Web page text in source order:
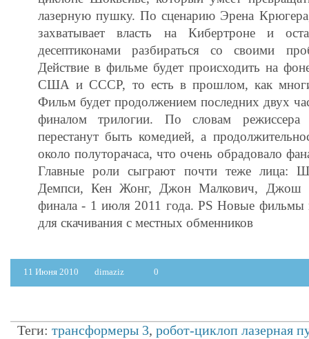
лазерную пушку. По сценарию Эрена
захватывает власть на Кибертроне и
десептиконами разбираться со своими
Действие в фильме будет происходить на
США и СССР, то есть в прошлом, как
Фильм будет продолжением последних двух
финалом трилогии. По словам
перестанут быть комедией, а
около полуторачаса, что очень обрадовало
Главные роли сыграют почти теже лица:
Демпси, Кен Жонг, Джон Малкович, Джош
финала - 1 июля 2011 года. PS Новые фильмы
для скачивания с местных обменников
11 Июня 2010 dimaziz 0
Теги: трансформеры 3, робот-циклоп лазерная